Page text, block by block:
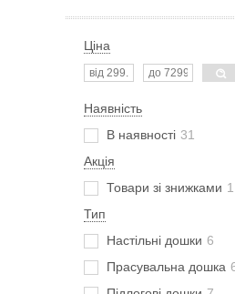
Ціна
Наявність
В наявності 31
Акція
Товари зі знижками 1
Тип
Настільні дошки 6
Прасувальна дошка